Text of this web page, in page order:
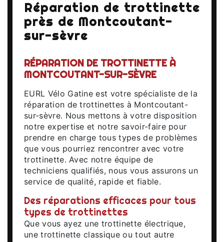
Réparation de trottinette
près de Montcoutant-
sur-sèvre
RÉPARATION DE TROTTINETTE À
MONTCOUTANT-SUR-SÈVRE
EURL Vélo Gatine est votre spécialiste de la
réparation de trottinettes à Montcoutant-
sur-sèvre. Nous mettons à votre disposition
notre expertise et notre savoir-faire pour
prendre en charge tous types de problèmes
que vous pourriez rencontrer avec votre
trottinette. Avec notre équipe de
techniciens qualifiés, nous vous assurons un
service de qualité, rapide et fiable.
Des réparations efficaces pour tous
types de trottinettes
Que vous ayez une trottinette électrique,
une trottinette classique ou tout autre